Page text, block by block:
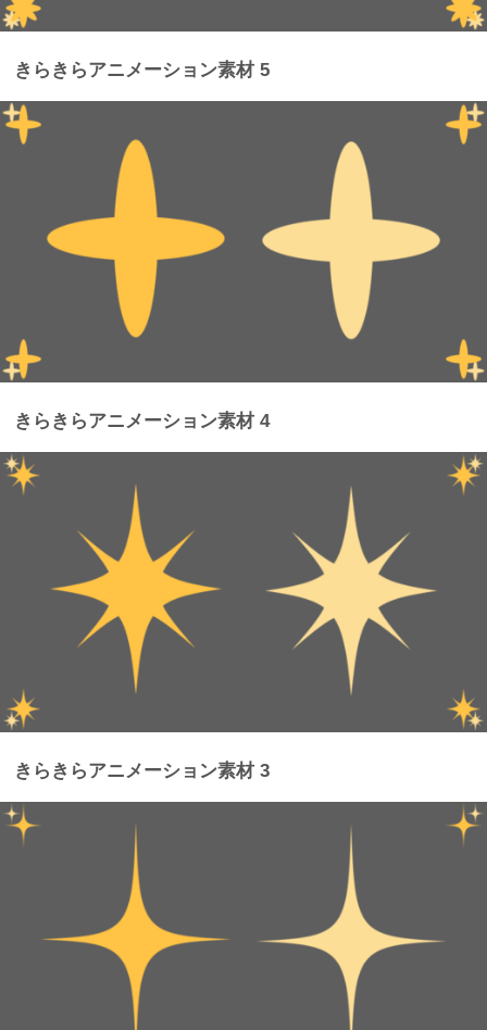
きらきらアニメーション素材 5
きらきらアニメーション素材 4
きらきらアニメーション素材 3